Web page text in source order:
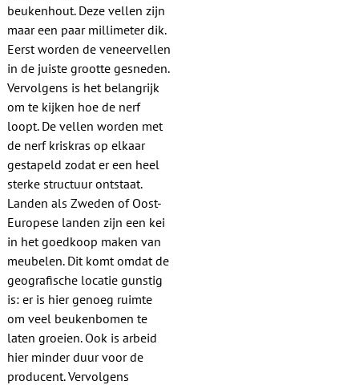
beukenhout. Deze vellen zijn
maar een paar millimeter dik.
Eerst worden de veneervellen
in de juiste grootte gesneden.
Vervolgens is het belangrijk
om te kijken hoe de nerf
loopt. De vellen worden met
de nerf kriskras op elkaar
gestapeld zodat er een heel
sterke structuur ontstaat.
Landen als Zweden of Oost-
Europese landen zijn een kei
in het goedkoop maken van
meubelen. Dit komt omdat de
geografische locatie gunstig
is: er is hier genoeg ruimte
om veel beukenbomen te
laten groeien. Ook is arbeid
hier minder duur voor de
producent. Vervolgens